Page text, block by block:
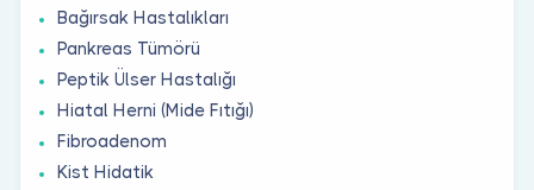
Bağırsak Hastalıkları
Pankreas Tümörü
Peptik Ülser Hastalığı
Hiatal Herni (Mide Fıtığı)
Fibroadenom
Kist Hidatik